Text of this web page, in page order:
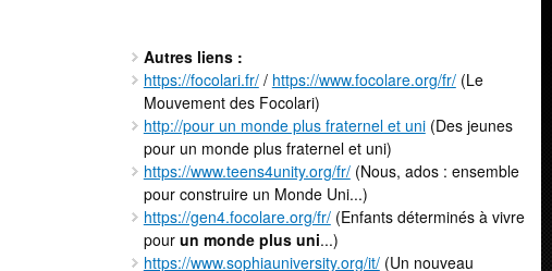
Autres liens :
https://focolari.fr// https://www.focolare.org/fr/(Le
Mouvement des Focolari)
http://pour un monde plus fraternel et uni(Des jeunes
pour un monde plus fraternel et uni)
https://www.teens4unity.org/fr/(Nous, ados : ensemble
pour construire un Monde Uni...)
https://gen4.focolare.org/fr/(Enfants déterminés à vivre
pour un monde plus uni...)
https://www.sophiauniversity.org/it/(Un nouveau